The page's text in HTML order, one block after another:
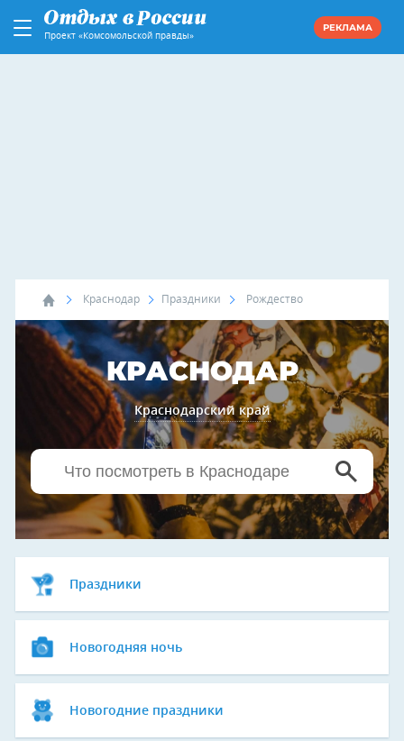
Проект «Комсомольской правды»
РЕКЛАМА
Краснодар Праздники Рождество
КРАСНОДАР
Краснодарский край
Праздники
Новогодняя ночь
Новогодние праздники